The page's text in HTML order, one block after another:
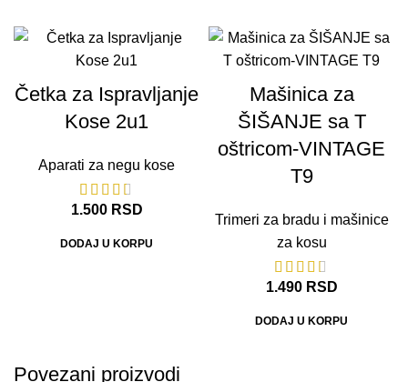
Četka za Ispravljanje
Kose 2u1
Aparati za negu kose
1.500 RSD
DODAJ U KORPU
Mašinica za
ŠIŠANJE sa T
oštricom-VINTAGE
T9
Trimeri za bradu i mašinice
za kosu
1.490 RSD
DODAJ U KORPU
Povezani proizvodi